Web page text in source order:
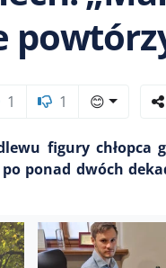
1 1 😊
figury chłopca
ponad dwóch